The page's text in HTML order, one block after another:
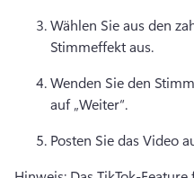
Wählen Sie aus den
Stimmeffekt aus.
Wenden Sie den
auf „Weiter“.
Posten Sie das Video